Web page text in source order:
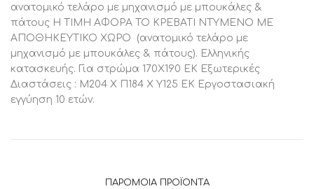
ανατομικό τελάρο με μηχανισμό με μπουκάλες &
πάτους Η ΤΙΜΗ ΑΦΟΡΑ ΤΟ ΚΡΕΒΑΤΙ ΝΤΥΜΕΝΟ ΜΕ
ΑΠΟΘΗΚΕΥΤΙΚΟ ΧΩΡΟ (ανατομικό τελάρο με
μηχανισμό με μπουκάλες & πάτους). Ελληνικής
κατασκευής. Για στρώμα 170Χ190 ΕΚ Εξωτερικές
Διαστάσεις : Μ204 Χ Π184 Χ Υ125 ΕΚ Εργοστασιακή
εγγύηση 10 ετών.
ΠΑΡΌΜΟΙΑ ΠΡΟΪΌΝΤΑ